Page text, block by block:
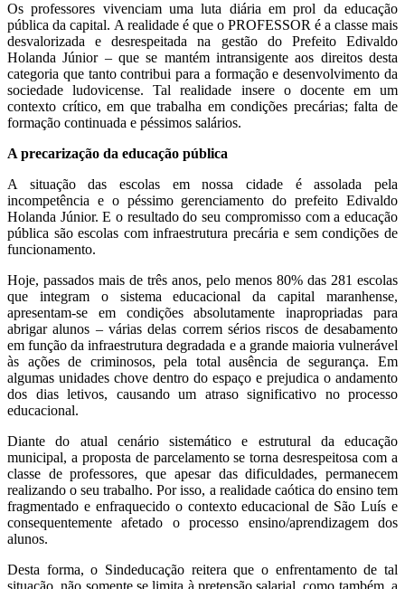
Os professores vivenciam uma luta diária em prol da educação
pública da capital. A realidade é que o PROFESSOR é a classe mais
desvalorizada e desrespeitada na gestão do Prefeito Edivaldo
Holanda Júnior – que se mantém intransigente aos direitos desta
categoria que tanto contribui para a formação e desenvolvimento da
sociedade ludovicense. Tal realidade insere o docente em um
contexto crítico, em que trabalha em condições precárias; falta de
formação continuada e péssimos salários.
A precarização da educação pública
A situação das escolas em nossa cidade é assolada pela
incompetência e o péssimo gerenciamento do prefeito Edivaldo
Holanda Júnior. E o resultado do seu compromisso com a educação
pública são escolas com infraestrutura precária e sem condições de
funcionamento.
Hoje, passados mais de três anos, pelo menos 80% das 281 escolas
que integram o sistema educacional da capital maranhense,
apresentam-se em condições absolutamente inapropriadas para
abrigar alunos – várias delas correm sérios riscos de desabamento
em função da infraestrutura degradada e a grande maioria vulnerável
às ações de criminosos, pela total ausência de segurança. Em
algumas unidades chove dentro do espaço e prejudica o andamento
dos dias letivos, causando um atraso significativo no processo
educacional.
Diante do atual cenário sistemático e estrutural da educação
municipal, a proposta de parcelamento se torna desrespeitosa com a
classe de professores, que apesar das dificuldades, permanecem
realizando o seu trabalho. Por isso, a realidade caótica do ensino tem
fragmentado e enfraquecido o contexto educacional de São Luís e
consequentemente afetado o processo ensino/aprendizagem dos
alunos.
Desta forma, o Sindeducação reitera que o enfrentamento de tal